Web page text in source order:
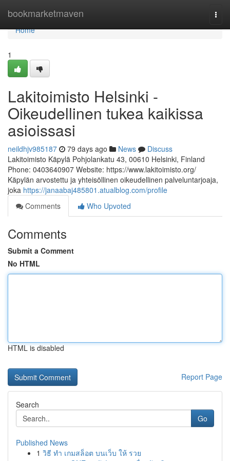
bookmarketmaven
Home
Home
1
Lakitoimisto Helsinki -
Oikeudellinen tukea kaikissa
asioissasi
neildhjv985187 79 days ago News
Discuss
Lakitoimisto Käpylä Pohjolankatu 43, 00610 Helsinki, Finland
Phone: 0403640907 Website: https://www.lakitoimisto.org/
Käpylän arvostettu ja yhteisöllinen oikeudellinen palveluntarjoaja,
joka https://janaabaj485801.atualblog.com/profile
Comments
Who Upvoted
Comments
Submit a Comment
No HTML
HTML is disabled
Report Page
Search
Go
Published News
1 วิธี ทำ เกมสล็อต บนเว็บ ให้ รวย